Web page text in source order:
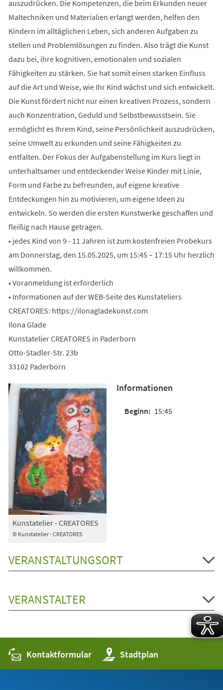
auszudrücken. Die Kompetenzen, die beim Erkunden neuer
Maltechniken und Materialien erlangt werden, helfen den
Kindern im alltäglichen Leben, sich anderen Aufgaben zu
stellen und Problemlösungen zu finden. Also trägt die Kunst
dazu bei, ihre kognitiven, emotionalen und sozialen
Fähigkeiten zu stärken. Sie hat somit einen starken Einfluss
auf die Art und Weise, wie Ihr Kind wächst und sich entwickelt.
Die Kunst fördert nicht nur einen kreativen Prozess, sondern
auch Konzentration, Geduld und Selbstbewusstsein. Sie
ermöglicht es Ihrem Kind, seine Persönlichkeit auszudrücken,
seine Umwelt zu erkunden und seine Fähigkeiten zu
entfalten. Der Fokus der Aufgabenstellung im Kurs liegt in
unterhaltsamer und entdeckender Weise Kinder mit Linie,
Form und Farbe zu befreunden, auf eigene kreative
Entdeckungen hin zu motivieren, um eigene Ideen zu
entwickeln. So werden die ersten Kunstwerke geschaffen und
fleißig nach Hause getragen.
• jedes Kind von 9 - 11 Jahren ist zum kostenfreien Probekurs
am Donnerstag, den 15.05.2025, um 15:45 – 17:15 Uhr herzlich
willkommen.
• Voranmeldung ist erforderlich
• Informationen auf der WEB-Seite des Kunstateliers
CREATORES: https://ilonagladekunst.com
Ilona Glade
Kunstatelier CREATORES in Paderborn
Otto-Stadler-Str. 23b
33102 Paderborn
© Kunstatelier - CREATORES
Kunstatelier - CREATORES
Informationen
15:45
VERANSTALTUNGSORT
VERANSTALTER
Kontaktformular Stadtplan
(Öffnet
in
einem